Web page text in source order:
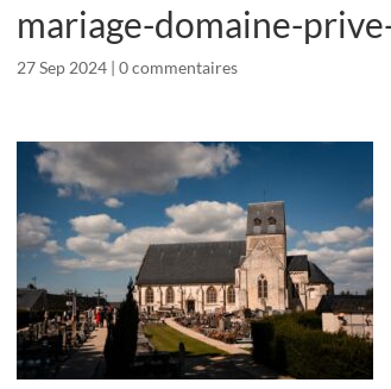
mariage-domaine-
27 Sep 2024 | 0 commentaires